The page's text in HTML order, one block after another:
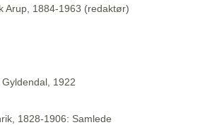
Arup, 1884-1963 (redaktør)
1922
1828-1906: Samlede